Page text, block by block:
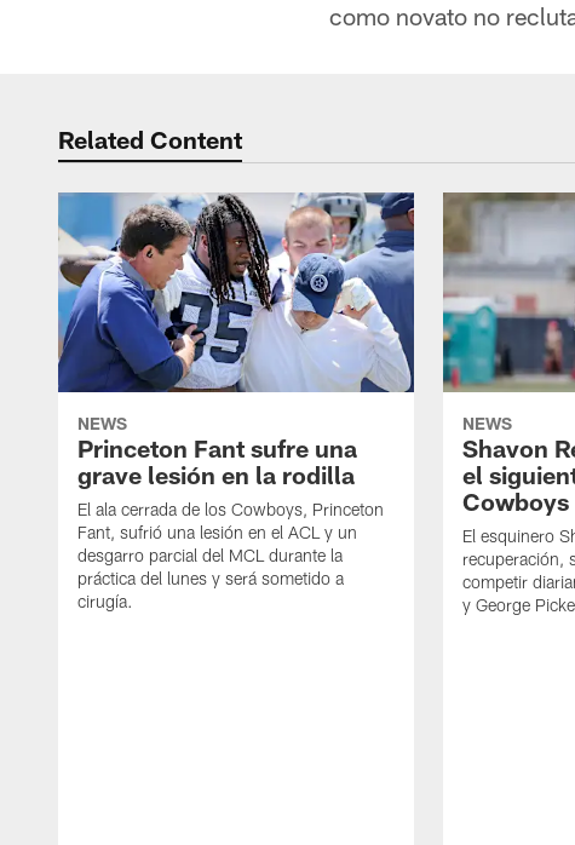
como novato no
Related Content
NEWS
Princeton Fant sufre una
grave lesión en la rodilla
El ala cerrada de los Cowboys, Princeton
Fant, sufrió una lesión en el ACL y un
desgarro parcial del MCL durante la
práctica del lunes y será sometido a
cirugía.
NEWS
Shavon
el
Cowboys
El esquinero
recuperación,
competir
y George